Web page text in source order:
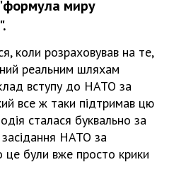
миру
коли розраховував на те,
реальним шляхам
вступу до НАТО за
все ж таки підтримав цю
сталася буквально за
засідання НАТО за
це були вже просто крики